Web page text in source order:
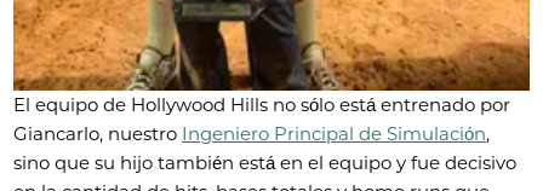
El equipo de Hollywood Hills no sólo está entrenado por
Giancarlo, nuestro Ingeniero Principal de Simulación,
sino que su hijo también está en el equipo y fue decisivo